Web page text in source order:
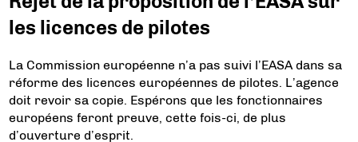
les licences de pilotes
La Commission européenne n’a pas suivi l’EASA dans sa
réforme des licences européennes de pilotes. L’agence
doit revoir sa copie. Espérons que les fonctionnaires
européens feront preuve, cette fois-ci, de plus
d’ouverture d’esprit.